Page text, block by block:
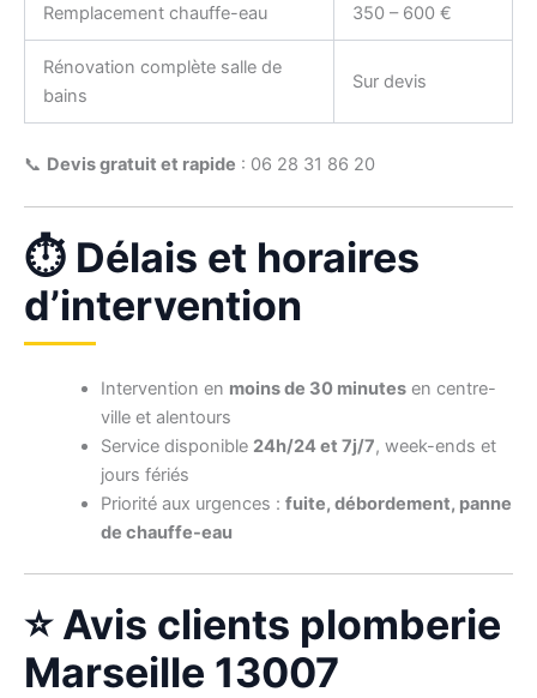
Remplacement chauffe-eau 350 – 600 €
Rénovation complète salle de
bains
Sur devis
📞 Devis gratuit et rapide : 06 28 31 86 20
⏱️ Délais et horaires
d’intervention
Intervention en moins de 30 minutesen centre-
ville et alentours
Service disponible 24h/24 et 7j/7, week-ends et
jours fériés
Priorité aux urgences : fuite, débordement, panne
de chauffe-eau
⭐ Avis clients plomberie
Marseille 13007